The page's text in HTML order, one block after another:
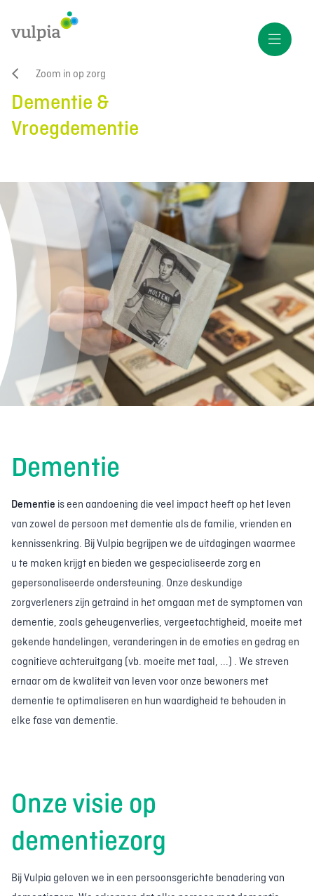
Zoom in op zorg
Dementie &
Vroegdementie
Dementie
Dementie is een aandoening die veel impact heeft op het leven
van zowel de persoon met dementie als de familie, vrienden en
kennissenkring. Bij Vulpia begrijpen we de uitdagingen waarmee
u te maken krijgt en bieden we gespecialiseerde zorg en
gepersonaliseerde ondersteuning. Onze deskundige
zorgverleners zijn getraind in het omgaan met de symptomen van
dementie, zoals geheugenverlies, vergeetachtigheid, moeite met
gekende handelingen, veranderingen in de emoties en gedrag en
cognitieve achteruitgang (vb. moeite met taal, ...) . We streven
ernaar om de kwaliteit van leven voor onze bewoners met
dementie te optimaliseren en hun waardigheid te behouden in
elke fase van dementie.
Onze visie op
dementiezorg
Bij Vulpia geloven we in een persoonsgerichte benadering van